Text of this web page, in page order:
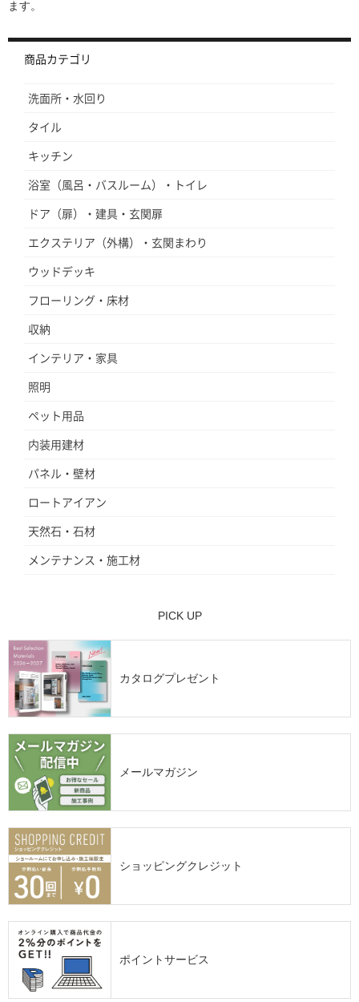
ます。
商品カテゴリ
洗面所・水回り
タイル
キッチン
浴室（風呂・バスルーム）・トイレ
ドア（扉）・建具・玄関扉
エクステリア（外構）・玄関まわり
ウッドデッキ
フローリング・床材
収納
インテリア・家具
照明
ペット用品
内装用建材
パネル・壁材
ロートアイアン
天然石・石材
メンテナンス・施工材
PICK UP
カタログプレゼント
メールマガジン
ショッピングクレジット
ポイントサービス